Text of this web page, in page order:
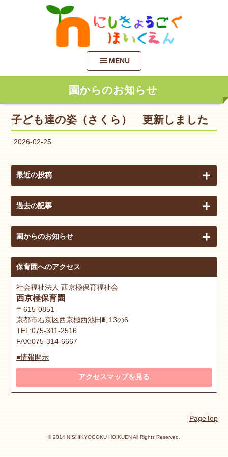
MENU
園からのお知らせ
子ども達の姿（さくら） 更新しました
2026-02-25
最近の投稿
過去の記事
園からのお知らせ
保育園へのアクセス
社会福祉法人 西京極保育福祉会
西京極保育園
〒615-0851
京都市右京区西京極西池田町13の6
TEL:075-311-2516
FAX:075-314-6667
■情報開示
アクセスマップを見る
PageTop
© 2014 NISHIKYOGOKU HOIKUEN All Rights Reserved.